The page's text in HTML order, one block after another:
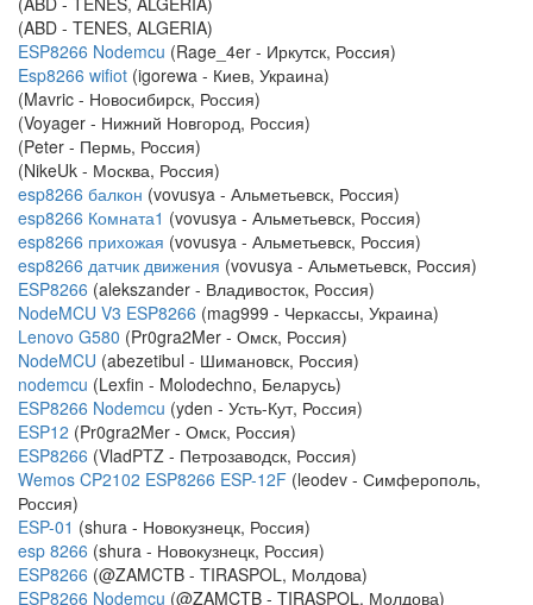
(ABD - TENES, ALGERIA)
ESP8266 Nodemcu (Rage_4er - Иркутск, Россия)
Esp8266 wifiot (igorewa - Киев, Украина)
(Mavric - Новосибирск, Россия)
(Voyager - Нижний Новгород, Россия)
(Peter - Пермь, Россия)
(NikeUk - Москва, Россия)
esp8266 балкон (vovusya - Альметьевск, Россия)
esp8266 Комната1 (vovusya - Альметьевск, Россия)
esp8266 прихожая (vovusya - Альметьевск, Россия)
esp8266 датчик движения (vovusya - Альметьевск, Россия)
ESP8266 (alekszander - Владивосток, Россия)
NodeMCU V3 ESP8266 (mag999 - Черкассы, Украина)
Lenovo G580 (Pr0gra2Mer - Омск, Россия)
NodeMCU (abezetibul - Шимановск, Россия)
nodemcu (Lexfin - Molodechno, Беларусь)
ESP8266 Nodemcu (yden - Усть-Кут, Россия)
ESP12 (Pr0gra2Mer - Омск, Россия)
ESP8266 (VladPTZ - Петрозаводск, Россия)
Wemos CP2102 ESP8266 ESP-12F (leodev - Симферополь,
Россия)
ESP-01 (shura - Новокузнецк, Россия)
esp 8266 (shura - Новокузнецк, Россия)
ESP8266 (@ZAMCTB - TIRASPOL, Молдова)
ESP8266 Nodemcu (@ZAMCTB - TIRASPOL, Молдова)